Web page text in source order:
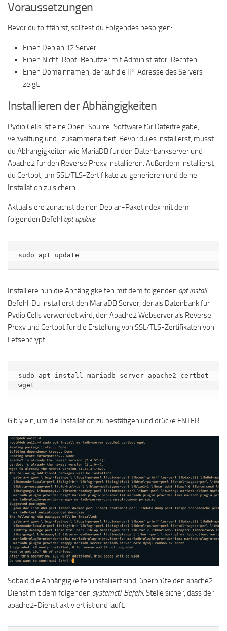
Voraussetzungen
Bevor du fortfährst, solltest du Folgendes besorgen:
Einen Debian 12 Server.
Einen Nicht-Root-Benutzer mit Administrator-Rechten.
Einen Domainnamen, der auf die IP-Adresse des Servers
zeigt.
Installieren der Abhängigkeiten
Pydio Cells ist eine Open-Source-Software für Dateifreigabe, -
verwaltung und -zusammenarbeit. Bevor du es installierst, musst
du Abhängigkeiten wie MariaDB für den Datenbankserver und
Apache2 für den Reverse Proxy installieren. Außerdem installierst
du Certbot, um SSL/TLS-Zertifikate zu generieren und deine
Installation zu sichern.
Aktualisiere zunächst deinen Debian-Paketindex mit dem
folgenden Befehl apt update.
sudo apt update
Installiere nun die Abhängigkeiten mit dem folgenden apt install
Befehl. Du installierst den MariaDB Server, der als Datenbank für
Pydio Cells verwendet wird, den Apache2 Webserver als Reverse
Proxy und Certbot für die Erstellung von SSL/TLS-Zertifikaten von
Letsencrypt.
sudo apt install mariadb-server apache2 certbot
wget
Gib y ein, um die Installation zu bestätigen und drücke ENTER.
Sobald die Abhängigkeiten installiert sind, überprüfe den apache2-
Dienst mit dem folgenden systemctl-Befehl. Stelle sicher, dass der
apache2-Dienst aktiviert ist und läuft.